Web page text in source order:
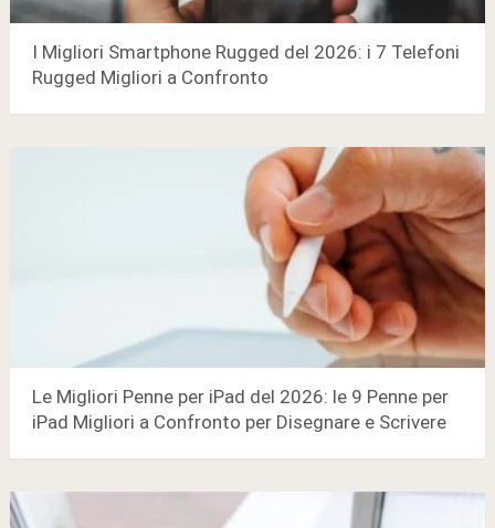
I Migliori Smartphone Rugged del 2026: i 7 Telefoni
Rugged Migliori a Confronto
Le Migliori Penne per iPad del 2026: le 9 Penne per
iPad Migliori a Confronto per Disegnare e Scrivere